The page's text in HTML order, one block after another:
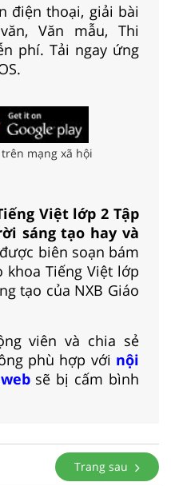
điện thoại, giải bài
Văn mẫu, Thi
phí. Tải ngay ứng
mạng xã hội
Việt lớp 2 Tập
sáng tạo hay và
biên soạn bám
khoa Tiếng Việt lớp
tạo của NXB Giáo
viên và chia sẻ
phù hợp với nội
sẽ bị cấm bình
Trang sau